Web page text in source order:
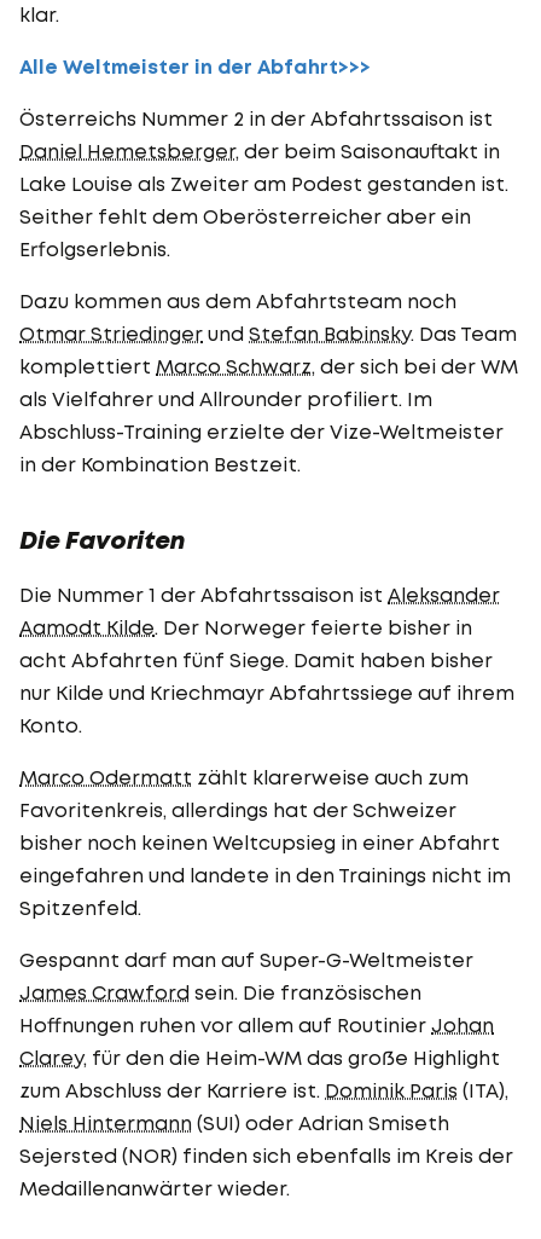
klar.
Alle Weltmeister in der Abfahrt>>>
Österreichs Nummer 2 in der Abfahrtssaison ist
Daniel Hemetsberger, der beim Saisonauftakt in
Lake Louise als Zweiter am Podest gestanden ist.
Seither fehlt dem Oberösterreicher aber ein
Erfolgserlebnis.
Dazu kommen aus dem Abfahrtsteam noch
Otmar Striedinger und Stefan Babinsky. Das Team
komplettiert Marco Schwarz, der sich bei der WM
als Vielfahrer und Allrounder profiliert. Im
Abschluss-Training erzielte der Vize-Weltmeister
in der Kombination Bestzeit.
Die Favoriten
Die Nummer 1 der Abfahrtssaison ist Aleksander
Aamodt Kilde. Der Norweger feierte bisher in
acht Abfahrten fünf Siege. Damit haben bisher
nur Kilde und Kriechmayr Abfahrtssiege auf ihrem
Konto.
Marco Odermatt zählt klarerweise auch zum
Favoritenkreis, allerdings hat der Schweizer
bisher noch keinen Weltcupsieg in einer Abfahrt
eingefahren und landete in den Trainings nicht im
Spitzenfeld.
Gespannt darf man auf Super-G-Weltmeister
James Crawford sein. Die französischen
Hoffnungen ruhen vor allem auf Routinier Johan
Clarey, für den die Heim-WM das große Highlight
zum Abschluss der Karriere ist. Dominik Paris (ITA),
Niels Hintermann (SUI) oder Adrian Smiseth
Sejersted (NOR) finden sich ebenfalls im Kreis der
Medaillenanwärter wieder.